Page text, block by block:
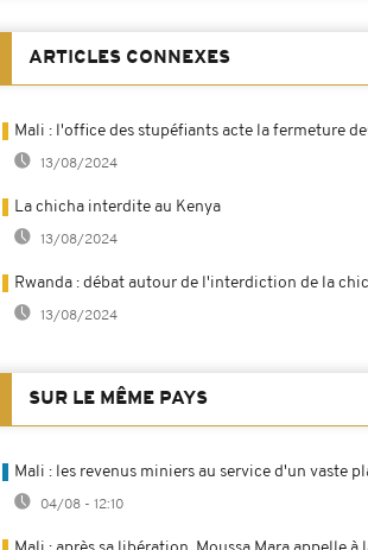
ARTICLES CONNEXES
Mali : l'office des stupéfiants acte la fermeture
13/08/2024
La chicha interdite au Kenya
13/08/2024
Rwanda : débat autour de l'interdiction de la
13/08/2024
SUR LE MÊME PAYS
Mali : les revenus miniers au service d'un vaste
04/08 - 12:10